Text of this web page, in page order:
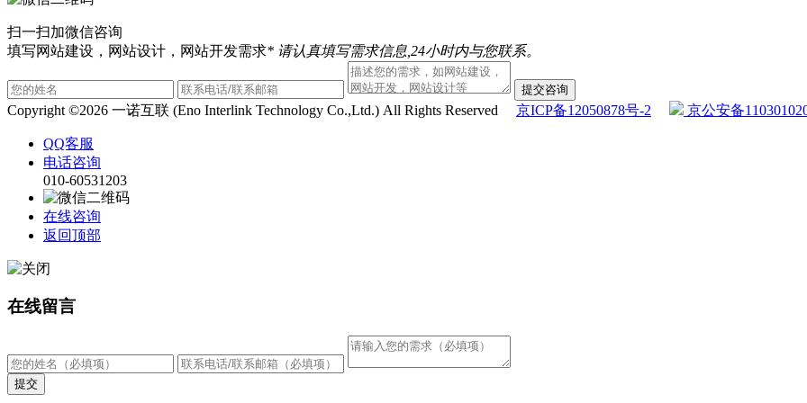
扫一扫加微信咨询
填写网站建设，网站设计，网站开发需求* 请认真填写需求信息,24小时内与您联系。
提交咨询
Copyright ©2026 一诺互联 (Eno Interlink Technology Co.,Ltd.) All Rights Reserved 京ICP备12050878号-2 京公安备
QQ客服
电话咨询
010-60531203
在线咨询
返回顶部
在线留言